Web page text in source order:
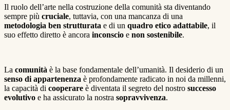
Il ruolo dell’arte nella costruzione della comunità sta diventando
sempre più cruciale, tuttavia, con una mancanza di una
metodologia ben strutturata e di un quadro etico adattabile, il
suo effetto diretto è ancora inconscio e non sostenibile.
La comunità è la base fondamentale dell’umanità. Il desiderio di un
senso di appartenenza è profondamente radicato in noi da millenni,
la capacità di cooperare è diventata il segreto del nostro successo
evolutivo e ha assicurato la nostra sopravvivenza.